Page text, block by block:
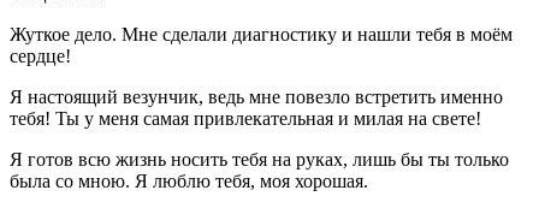
Жуткое дело. Мне сделали диагностику и нашли тебя в моём
сердце!
Я настоящий везунчик, ведь мне повезло встретить именно
тебя! Ты у меня самая привлекательная и милая на свете!
Я готов всю жизнь носить тебя на руках, лишь бы ты только
была со мною. Я люблю тебя, моя хорошая.